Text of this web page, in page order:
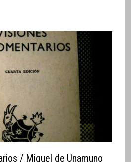
/ Miguel de Unamuno